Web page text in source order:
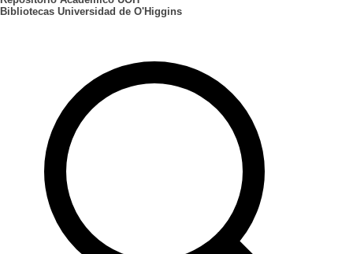
Bibliotecas Universidad de O'Higgins